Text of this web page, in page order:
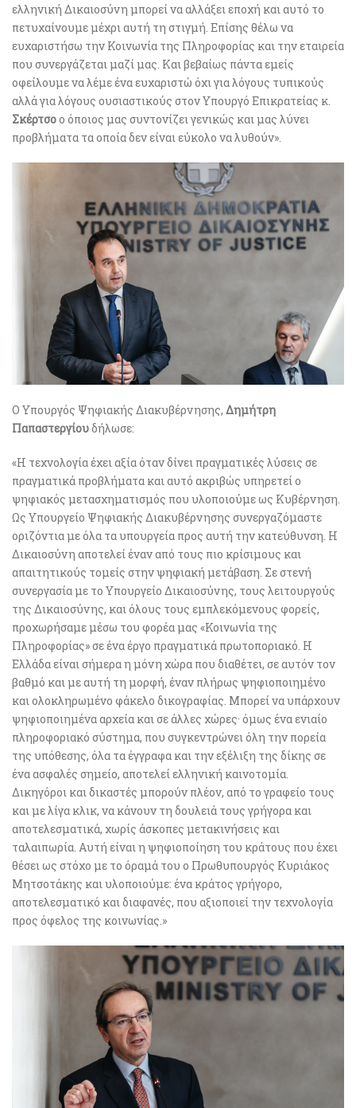
ελληνική Δικαιοσύνη μπορεί να αλλάξει εποχή και αυτό το
πετυχαίνουμε μέχρι αυτή τη στιγμή. Επίσης θέλω να
ευχαριστήσω την Κοινωνία της Πληροφορίας και την εταιρεία
που συνεργάζεται μαζί μας. Και βεβαίως πάντα εμείς
οφείλουμε να λέμε ένα ευχαριστώ όχι για λόγους τυπικούς
αλλά για λόγους ουσιαστικούς στον Υπουργό Επικρατείας κ.
Σκέρτσοο όποιος μας συντονίζει γενικώς και μας λύνει
προβλήματα τα οποία δεν είναι εύκολο να λυθούν».
Ο Υπουργός Ψηφιακής Διακυβέρνησης, Δημήτρη
Παπαστεργίουδήλωσε:
«Η τεχνολογία έχει αξία όταν δίνει πραγματικές λύσεις σε
πραγματικά προβλήματα και αυτό ακριβώς υπηρετεί ο
ψηφιακός μετασχηματισμός που υλοποιούμε ως Κυβέρνηση.
Ως Υπουργείο Ψηφιακής Διακυβέρνησης συνεργαζόμαστε
οριζόντια με όλα τα υπουργεία προς αυτή την κατεύθυνση. Η
Δικαιοσύνη αποτελεί έναν από τους πιο κρίσιμους και
απαιτητικούς τομείς στην ψηφιακή μετάβαση. Σε στενή
συνεργασία με το Υπουργείο Δικαιοσύνης, τους λειτουργούς
της Δικαιοσύνης, και όλους τους εμπλεκόμενους φορείς,
προχωρήσαμε μέσω του φορέα μας «Κοινωνία της
Πληροφορίας» σε ένα έργο πραγματικά πρωτοποριακό. Η
Ελλάδα είναι σήμερα η μόνη χώρα που διαθέτει, σε αυτόν τον
βαθμό και με αυτή τη μορφή, έναν πλήρως ψηφιοποιημένο
και ολοκληρωμένο φάκελο δικογραφίας. Μπορεί να υπάρχουν
ψηφιοποιημένα αρχεία και σε άλλες χώρες· όμως ένα ενιαίο
πληροφοριακό σύστημα, που συγκεντρώνει όλη την πορεία
της υπόθεσης, όλα τα έγγραφα και την εξέλιξη της δίκης σε
ένα ασφαλές σημείο, αποτελεί ελληνική καινοτομία.
Δικηγόροι και δικαστές μπορούν πλέον, από το γραφείο τους
και με λίγα κλικ, να κάνουν τη δουλειά τους γρήγορα και
αποτελεσματικά, χωρίς άσκοπες μετακινήσεις και
ταλαιπωρία. Αυτή είναι η ψηφιοποίηση του κράτους που έχει
θέσει ως στόχο με το όραμά του ο Πρωθυπουργός Κυριάκος
Μητσοτάκης και υλοποιούμε: ένα κράτος γρήγορο,
αποτελεσματικό και διαφανές, που αξιοποιεί την τεχνολογία
προς όφελος της κοινωνίας.»